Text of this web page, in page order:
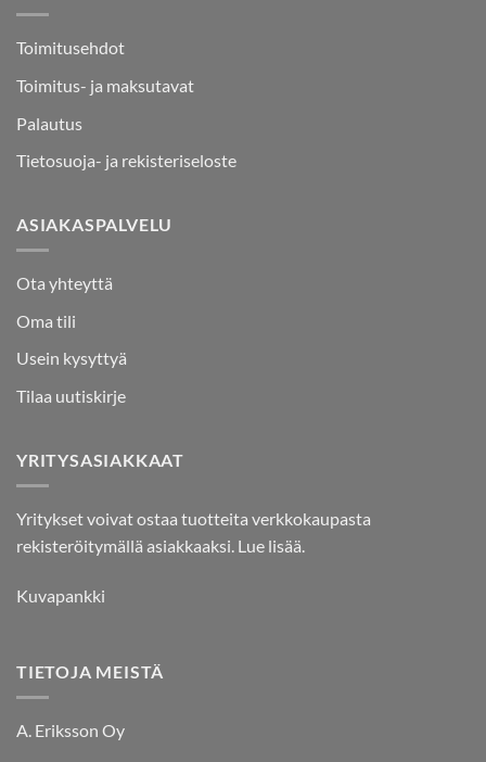
Toimitusehdot
Toimitus- ja maksutavat
Palautus
Tietosuoja- ja rekisteriseloste
ASIAKASPALVELU
Ota yhteyttä
Oma tili
Usein kysyttyä
Tilaa uutiskirje
YRITYSASIAKKAAT
Yritykset voivat ostaa tuotteita verkkokaupasta
rekisteröitymällä asiakkaaksi. Lue lisää.
Kuvapankki
TIETOJA MEISTÄ
A. Eriksson Oy